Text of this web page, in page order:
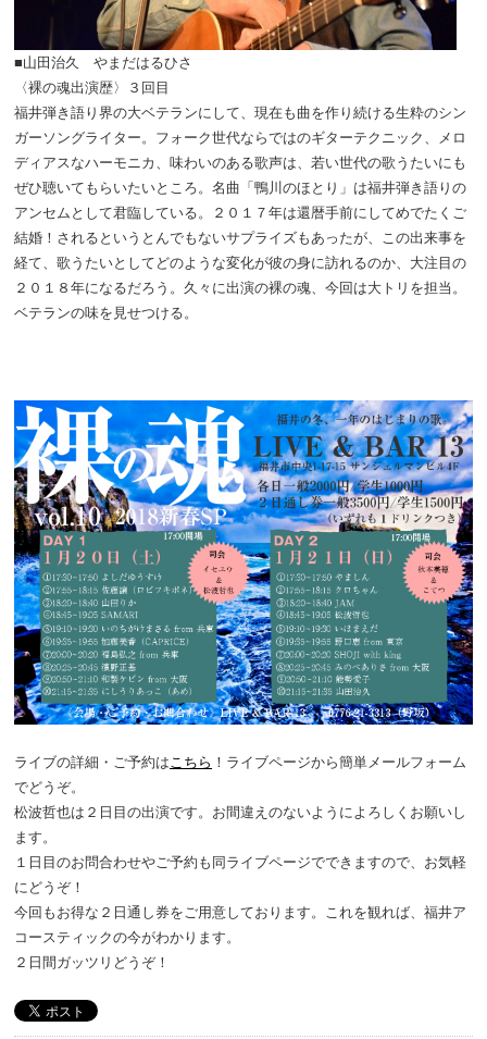
■山田治久 やまだはるひさ
〈裸の魂出演歴〉３回目
福井弾き語り界の大ベテランにして、現在も曲を作り続ける生粋のシン
ガーソングライター。フォーク世代ならではのギターテクニック、メロ
ディアスなハーモニカ、味わいのある歌声は、若い世代の歌うたいにも
ぜひ聴いてもらいたいところ。名曲「鴨川のほとり」は福井弾き語りの
アンセムとして君臨している。２０１７年は還暦手前にしてめでたくご
結婚！されるというとんでもないサプライズもあったが、この出来事を
経て、歌うたいとしてどのような変化が彼の身に訪れるのか、大注目の
２０１８年になるだろう。久々に出演の裸の魂、今回は大トリを担当。
ベテランの味を見せつける。
ライブの詳細・ご予約はこちら ！ライブページから簡単メールフォーム
でどうぞ。
松波哲也は２日目の出演です。お間違えのないようによろしくお願いし
ます。
１日目のお問合わせやご予約も同ライブページでできますので、お気軽
にどうぞ！
今回もお得な２日通し券をご用意しております。これを観れば、福井ア
コースティックの今がわかります。
２日間ガッツリどうぞ！